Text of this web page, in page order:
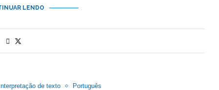
LENDO
de texto Português